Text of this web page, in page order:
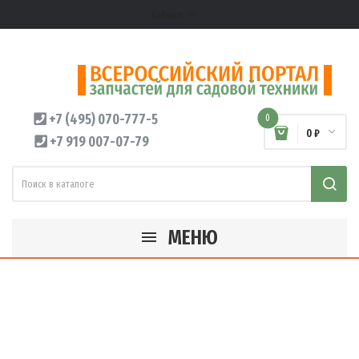
+7 (495) 070-777-5
+7 919 007-07-79
0
0 ₽
МЕНЮ